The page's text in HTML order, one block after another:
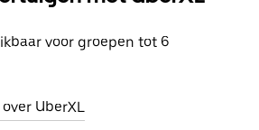
voor groepen tot 6
UberXL